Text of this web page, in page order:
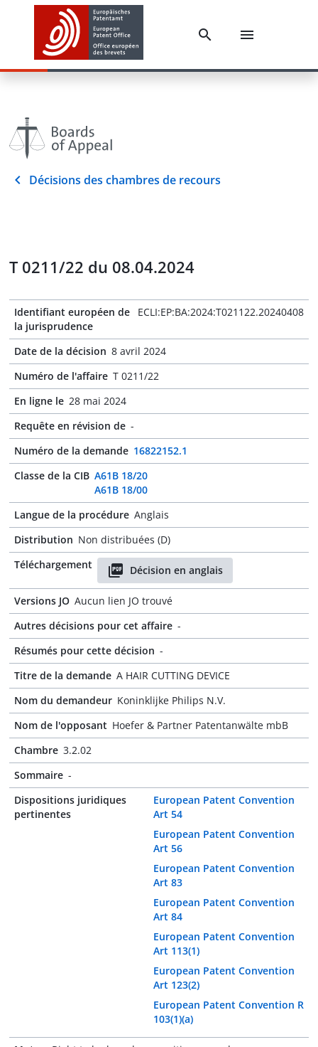
Décisions des chambres de recours
T 0211/22 du 08.04.2024
Identifiant européen de
la jurisprudence
ECLI:EP:BA:2024:T021122.20240408
Date de la décision 8 avril 2024
Numéro de l'affaire T 0211/22
En ligne le 28 mai 2024
Requête en révision de -
Numéro de la demande 16822152.1
Classe de la CIB A61B 18/20
A61B 18/00
Langue de la procédure Anglais
Distribution Non distribuées (D)
Téléchargement
Décision en anglais
Versions JO Aucun lien JO trouvé
Autres décisions pour cet affaire -
Résumés pour cette décision -
Titre de la demande A HAIR CUTTING DEVICE
Nom du demandeur Koninklijke Philips N.V.
Nom de l'opposant Hoefer & Partner Patentanwälte mbB
Chambre 3.2.02
Sommaire -
Dispositions juridiques
pertinentes
European Patent Convention
Art 54
European Patent Convention
Art 56
European Patent Convention
Art 83
European Patent Convention
Art 84
European Patent Convention
Art 113(1)
European Patent Convention
Art 123(2)
European Patent Convention R
103(1)(a)